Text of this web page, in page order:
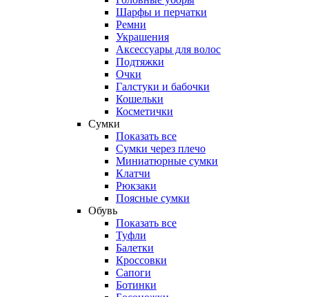
Шарфы и перчатки
Ремни
Украшения
Аксессуары для волос
Подтяжки
Очки
Галстуки и бабочки
Кошельки
Косметички
Сумки
Показать все
Сумки через плечо
Миниатюрные cумки
Клатчи
Рюкзаки
Поясные сумки
Обувь
Показать все
Туфли
Балетки
Кроссовки
Сапоги
Ботинки